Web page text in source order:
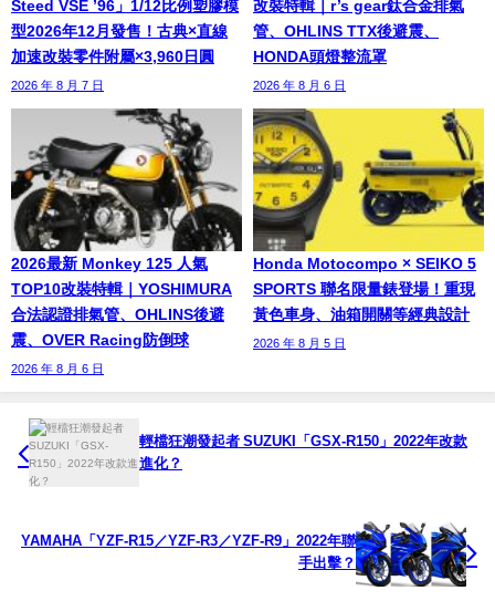
Steed VSE ’96」1/12比例塑膠模
型2026年12月發售！古典×直線
加速改裝零件附屬×3,960日圓
2026 年 8 月 7 日
改裝特輯｜r’s gear鈦合金排氣
管、OHLINS TTX後避震、
HONDA頭燈整流罩
2026 年 8 月 6 日
2026最新 Monkey 125 人氣
TOP10改裝特輯｜YOSHIMURA
合法認證排氣管、OHLINS後避
震、OVER Racing防倒球
2026 年 8 月 6 日
Honda Motocompo × SEIKO 5
SPORTS 聯名限量錶登場！重現
黃色車身、油箱開關等經典設計
2026 年 8 月 5 日
輕檔狂潮發起者 SUZUKI「GSX-R150」2022年改款
進化？
YAMAHA「YZF-R15／YZF-R3／YZF-R9」2022年聯
手出擊？